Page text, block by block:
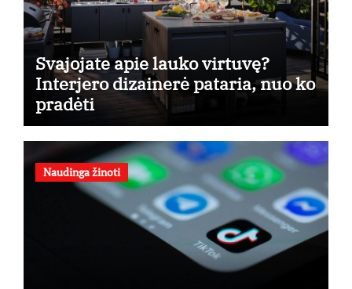
Svajojate apie lauko virtuvę?
Interjero dizainerė pataria, nuo ko
pradėti
Naudinga žinoti